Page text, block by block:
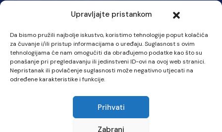
Upravljajte pristankom
Da bismo pružili najbolje iskustvo, koristimo tehnologije poput kolačića
za čuvanje i/ili pristup informacijama o uređaju. Suglasnost s ovim
tehnologijama će nam omogućiti da obrađujemo podatke kao što su
ponašanje pri pregledavanju ili jedinstveni ID-ovi na ovoj web stranici.
Nepristanak ili povlačenje suglasnosti može negativno utjecati na
određene karakteristike i funkcije.
Prihvati
Zabrani
Kraljice mira 50, Kiseljak 71250
Ponedjeljak – Petak: 07:00 – 15:30 h
Tel :